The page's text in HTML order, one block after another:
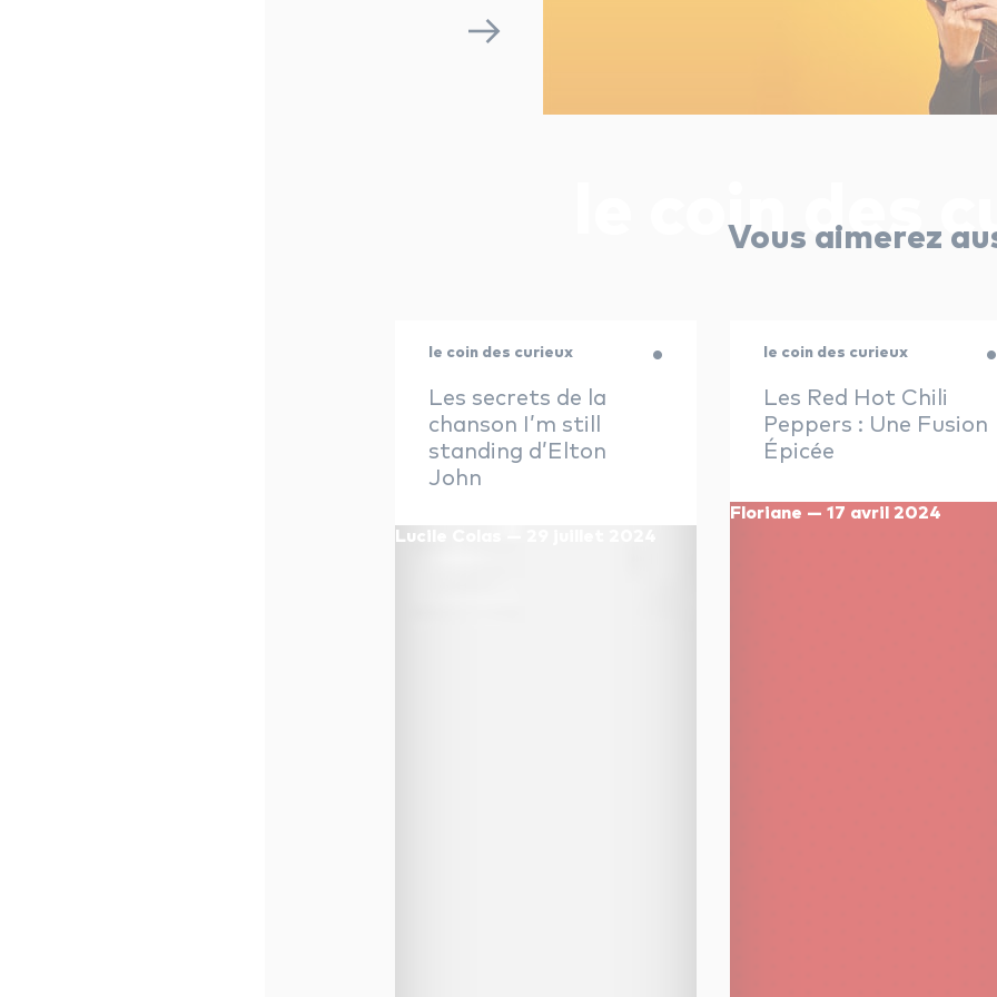
le coin des
Vous aimerez
le coin des curieux
Les secrets de la
chanson I’m still
standing d’Elton
John
Lucile Colas — 29 juillet 2024
le coin des curieux
Les Red Hot Chili
Peppers : Une Fusion
Épicée
Floriane — 17 avril 2024